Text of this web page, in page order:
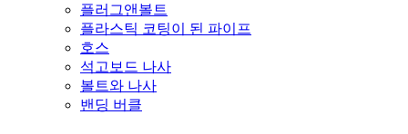
플러그앤볼트
플라스틱 코팅이 된 파이프
호스
석고보드 나사
볼트와 나사
밴딩 버클